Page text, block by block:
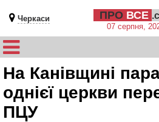
Черкаси ПРО ВСЕ
07 серпня,
На Канівщині
однієї церкви
ПЦУ